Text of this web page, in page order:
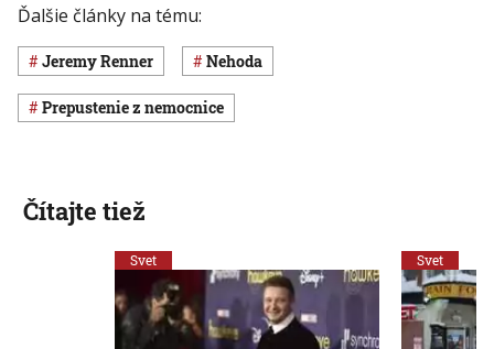
Ďalšie články na tému:
Jeremy Renner nehoda
prepustenie z nemocnice
Čítajte tiež
Svet Svet